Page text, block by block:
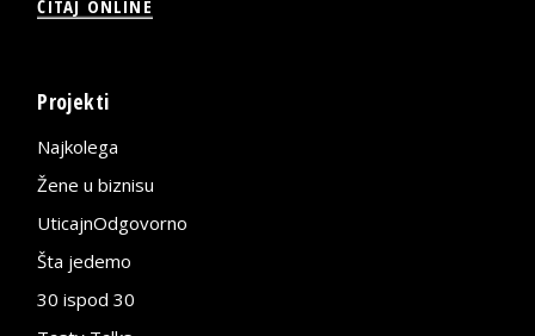
ČITAJ ONLINE
Projekti
Najkolega
Žene u biznisu
UticajnOdgovorno
Šta jedemo
30 ispod 30